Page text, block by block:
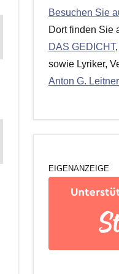
Besuchen Sie
Dort finden Sie
DAS GEDICHT
sowie Lyriker,
Anton G. Leitner
EIGENANZEIGE